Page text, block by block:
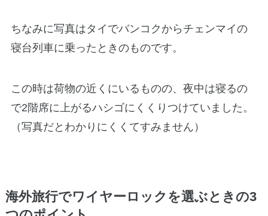
ちなみに写真はタイでバンコクからチェンマイの
寝台列車に乗ったときのものです。
この時は荷物の近くにいるものの、夜中は寝るの
で2階席に上がるハシゴにくくりつけていました。
（写真だとわかりにくくてすみません）
海外旅行でワイヤーロックを選ぶときの3